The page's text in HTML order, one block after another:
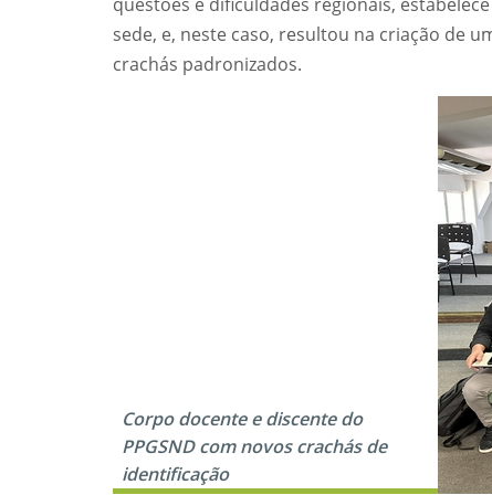
sede, e, neste caso, resultou na criação de
crachás padronizados.
Corpo docente e discente do
PPGSND com novos crachás de
identificação